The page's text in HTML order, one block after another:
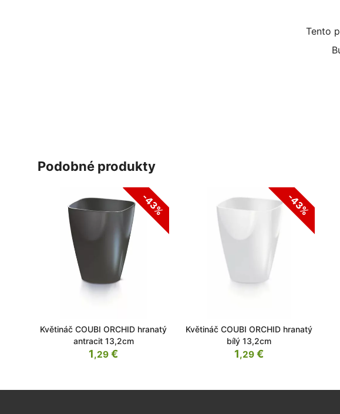
Tento
podobné produkty
-43%
Květináč COUBI ORCHID hranatý
antracit 13,2cm
1,29 €
-43%
Květináč COUBI ORCHID hranatý
bílý 13,2cm
1,29 €